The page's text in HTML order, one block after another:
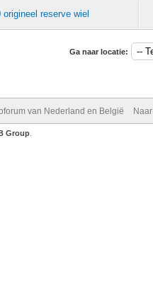
reserve wiel
Ga naar locatie:
van Nederland en België
Group